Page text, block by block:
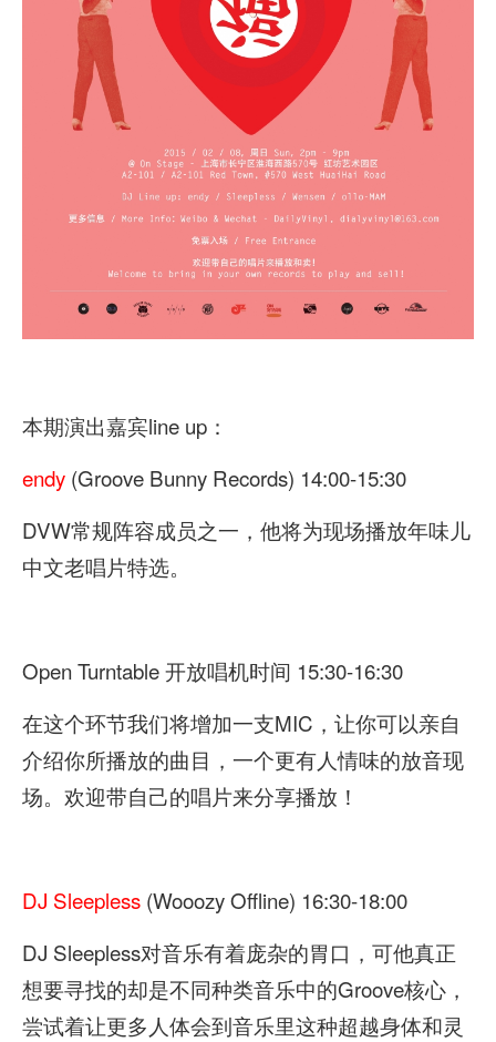
本期演出嘉宾line up：
endy (Groove Bunny Records) 14:00-15:30
DVW常规阵容成员之一，他将为现场播放年味儿
中文老唱片特选。
Open Turntable 开放唱机时间 15:30-16:30
在这个环节我们将增加一支MIC，让你可以亲自
介绍你所播放的曲目，一个更有人情味的放音现
场。欢迎带自己的唱片来分享播放！
DJ Sleepless (Wooozy Offline) 16:30-18:00
DJ Sleepless对音乐有着庞杂的胃口，可他真正
想要寻找的却是不同种类音乐中的Groove核心，
尝试着让更多人体会到音乐里这种超越身体和灵